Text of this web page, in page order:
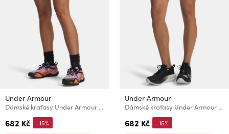
Under Armour
Dámské kraťasy Under Armour HeatGear Shorty
682 Kč -15%
Under Armour
Dámské kraťasy Under Armour UA Fly By 3'' Shorts
682 Kč -15%